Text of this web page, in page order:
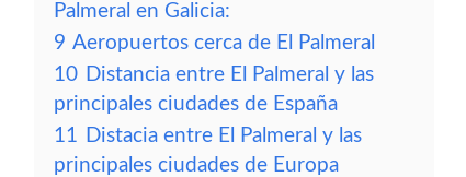
Palmeral en Galicia:
9 Aeropuertos cerca de El Palmeral
10 Distancia entre El Palmeral y las
principales ciudades de España
11 Distacia entre El Palmeral y las
principales ciudades de Europa